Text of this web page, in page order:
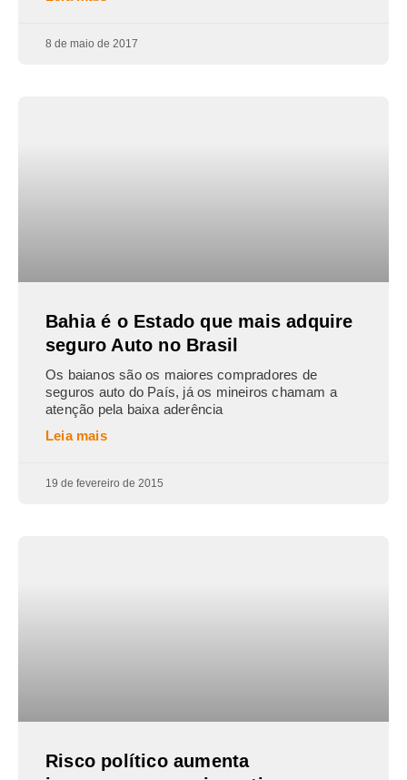
8 de maio de 2017
Bahia é o Estado que mais adquire
seguro Auto no Brasil
Os baianos são os maiores compradores de
seguros auto do País, já os mineiros chamam a
atenção pela baixa aderência
Leia mais
19 de fevereiro de 2015
Risco político aumenta